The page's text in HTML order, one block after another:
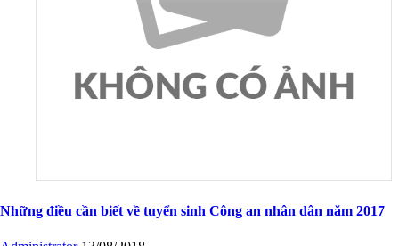
Những điều cần biết về tuyển sinh Công an nhân dân năm 2017